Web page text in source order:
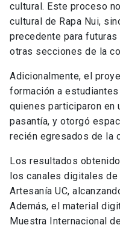
cultural. Este proceso
cultural de Rapa Nui,
precedente para
otras secciones de la
Adicionalmente, el
formación a
quienes participaron en
pasantía, y otorgó
recién egresados de la
Los resultados
los canales digitales de
Artesanía UC,
Además, el material
Muestra Internacional